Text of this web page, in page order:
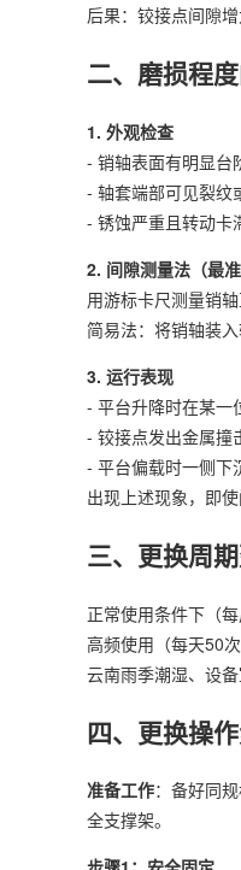
后果：铰接点间隙
二、磨损程
1. 外观检查
- 销轴表面有明显台
- 轴套端部可见裂纹
- 锈蚀严重且转动卡
2. 间隙测量法（最准
用游标卡尺测量销
简易法：将销轴装
3. 运行表现
- 平台升降时在某一
- 铰接点发出金属撞
- 平台偏载时一侧下
出现上述现象，即
三、更换周
正常使用条件下（
高频使用（每天50
云南雨季潮湿、设
四、更换操
准备工作：备好同
全支撑架。